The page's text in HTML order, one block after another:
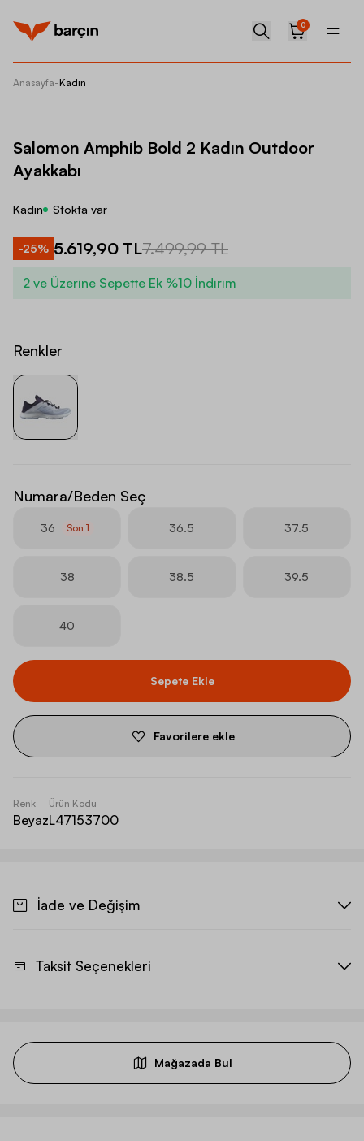
0
Anasayfa-Kadın
Salomon Amphib Bold 2 Kadın Outdoor
Ayakkabı
Kadın Stokta var
-25% 5.619,90 TL7.499,99 TL
2 ve Üzerine Sepette Ek %10 İndirim
Renkler
Numara/Beden Seç
36 Son 1 36.5 37.5
38 38.5 39.5
40
Sepete Ekle
Favorilere ekle
Renk
Beyaz
Ürün Kodu
L47153700
İade ve Değişim
Taksit Seçenekleri
Mağazada Bul